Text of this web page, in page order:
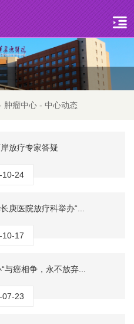
肿瘤中心 - 中心动态
放疗专家答疑
10-24
庚医院放疗科举办“...
10-17
癌相争，永不放弃...
07-23